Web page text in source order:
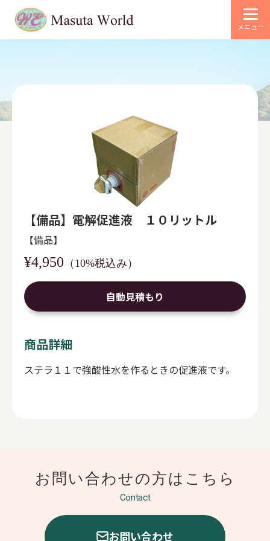
メニュー
【備品】電解促進液 １０リットル
【備品】
¥4,950 （10%税込み）
自動見積もり
商品詳細
ステラ１１で強酸性水を作るときの促進液です。
お問い合わせの方は こちら
Contact
お問い合わせ